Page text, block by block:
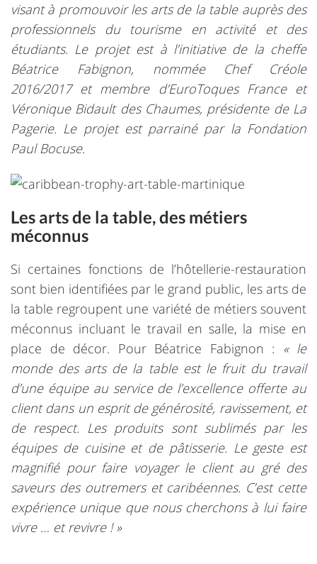
visant à promouvoir les arts de la table auprès des
professionnels du tourisme en activité et des
étudiants. Le projet est à l’initiative de la cheffe
Béatrice Fabignon, nommée Chef Créole
2016/2017 et membre d’EuroToques France et
Véronique Bidault des Chaumes, présidente de La
Pagerie. Le projet est parrainé par la Fondation
Paul Bocuse.
Les arts de la table, des métiers
méconnus
Si certaines fonctions de l’hôtellerie-restauration
sont bien identifiées par le grand public, les arts de
la table regroupent une variété de métiers souvent
méconnus incluant le travail en salle, la mise en
place de décor. Pour Béatrice Fabignon :
« le
monde des arts de la table est le fruit du travail
d’une équipe au service de l’excellence offerte au
client dans un esprit de générosité, ravissement, et
de respect. Les produits sont sublimés par les
équipes de cuisine et de pâtisserie. Le geste est
magnifié pour faire voyager le client au gré des
saveurs des outremers et caribéennes. C’est cette
expérience unique que nous cherchons à lui faire
vivre … et revivre ! »